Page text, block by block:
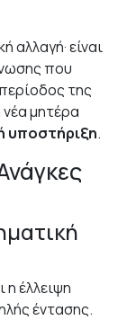
αλλαγή· είναι
που
της
μητέρα
υποστήριξη.
η έλλειψη
έντασης.